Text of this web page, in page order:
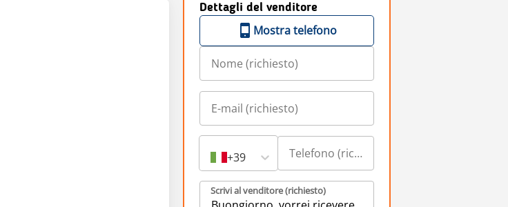
Dettagli del venditore
Mostra telefono
+39
Scrivi al venditore (richiesto)